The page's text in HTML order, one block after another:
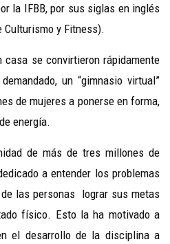
la IFBB, por sus siglas en inglés
Culturismo y Fitness).
se convirtieron rápidamente
un “gimnasio virtual”
de mujeres a ponerse en forma,
energía.
de más de tres millones de
a entender los problemas
las personas lograr sus metas
físico. Esto la ha motivado a
el desarrollo de la disciplina a